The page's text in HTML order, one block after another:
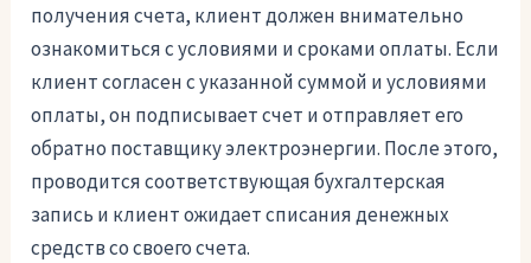
получения счета, клиент должен внимательно
ознакомиться с условиями и сроками оплаты. Если
клиент согласен с указанной суммой и условиями
оплаты, он подписывает счет и отправляет его
обратно поставщику электроэнергии. После этого,
проводится соответствующая бухгалтерская
запись и клиент ожидает списания денежных
средств со своего счета.